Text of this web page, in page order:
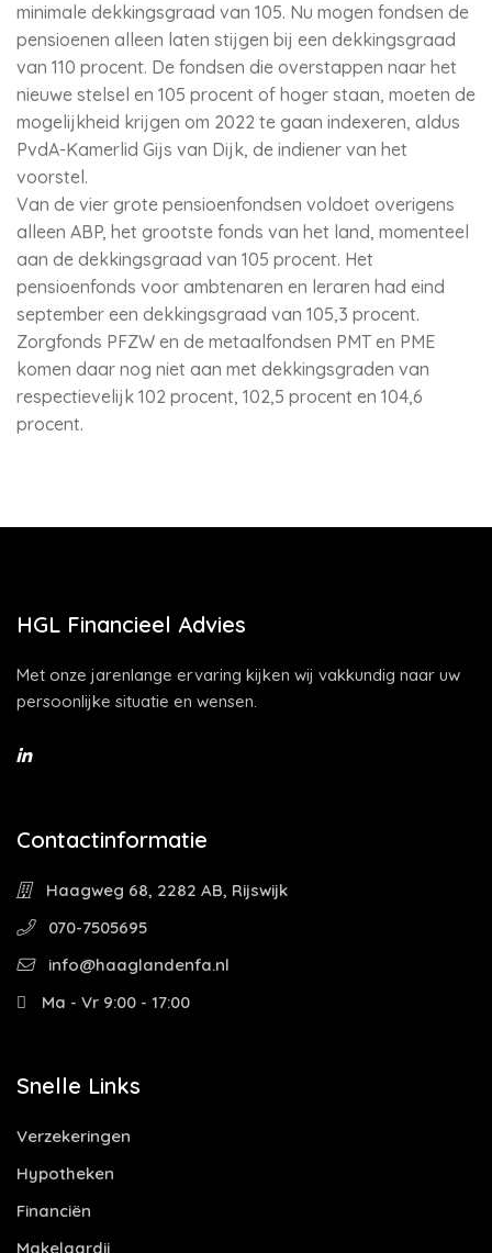
minimale dekkingsgraad van 105. Nu mogen fondsen de
pensioenen alleen laten stijgen bij een dekkingsgraad
van 110 procent. De fondsen die overstappen naar het
nieuwe stelsel en 105 procent of hoger staan, moeten de
mogelijkheid krijgen om 2022 te gaan indexeren, aldus
PvdA-Kamerlid Gijs van Dijk, de indiener van het
voorstel.
Van de vier grote pensioenfondsen voldoet overigens
alleen ABP, het grootste fonds van het land, momenteel
aan de dekkingsgraad van 105 procent. Het
pensioenfonds voor ambtenaren en leraren had eind
september een dekkingsgraad van 105,3 procent.
Zorgfonds PFZW en de metaalfondsen PMT en PME
komen daar nog niet aan met dekkingsgraden van
respectievelijk 102 procent, 102,5 procent en 104,6
procent.
HGL Financieel Advies
Met onze jarenlange ervaring kijken wij vakkundig naar uw
persoonlijke situatie en wensen.
Contactinformatie
Haagweg 68, 2282 AB, Rijswijk
070-7505695
info@haaglandenfa.nl
Ma - Vr 9:00 - 17:00
Snelle Links
Verzekeringen
Hypotheken
Financiën
Makelaardij